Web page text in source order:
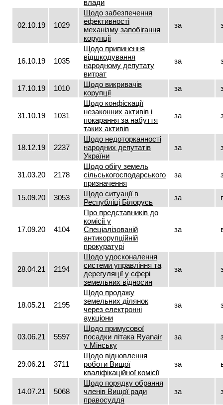
влади
02.10.19 1029
Щодо забезпечення
ефективності
механізму запобігання
корупції
за
16.10.19 1035
Щодо припинення
відшкодування
народному депутату
витрат
за
17.10.19 1010
Щодо викривачів
корупції
за
31.10.19 1031
Щодо конфіскації
незаконних активів і
покарання за набуття
таких активів
за
18.12.19 2237
Щодо недоторканності
народних депутатів
України
за
31.03.20 2178
Щодо обігу земель
сільськогосподарського
призначення
за
15.09.20 3053
Щодо ситуації в
Республіці Білорусь
за
17.09.20 4104
Про представників до
комісії у
Спеціалізованій
антикорупційній
прокуратурі
за
28.04.21 2194
Щодо удосконалення
системи управління та
дерегуляції у сфері
земельних відносин
за
18.05.21 2195
Щодо продажу
земельних ділянок
через електронні
аукціони
за
03.06.21 5597
Щодо примусової
посадки літака Ryаnair
у Мінську
за
29.06.21 3711
Щодо відновлення
роботи Вищої
кваліфікаційної комісії
за
14.07.21 5068
Щодо порядку обрання
членів Вищої ради
правосуддя
за